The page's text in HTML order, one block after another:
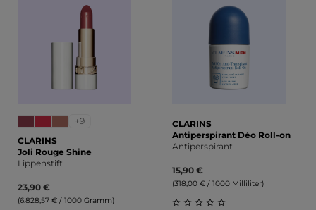
+9
CLARINS
Joli Rouge Shine
Lippenstift
23,90 €
(6.828,57 € / 1000 Gramm)
CLARINS
Antiperspirant Déo Roll-on
Antiperspirant
15,90 €
(318,00 € / 1000 Milliliter)